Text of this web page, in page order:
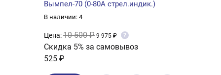
Вымпел-70 (0-80A стрел.индик.)
В наличии: 4
Цена:10 500 ₽ 9 975 ₽ ?
Скидка 5% за самовывоз
525 ₽